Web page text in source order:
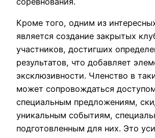
Кроме того, одним из
является создание закрытых
участников, достигших
результатов, что добавляет
эксклюзивности. Членство в
может сопровождаться
специальным предложениям,
уникальным событиям,
подготовленным для них. Это